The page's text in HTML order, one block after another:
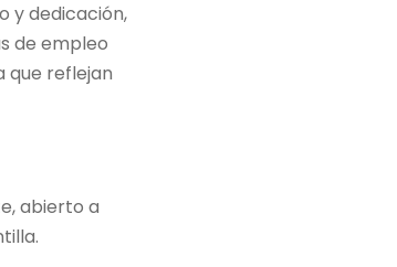
y dedicación,
de empleo
que reflejan
abierto a